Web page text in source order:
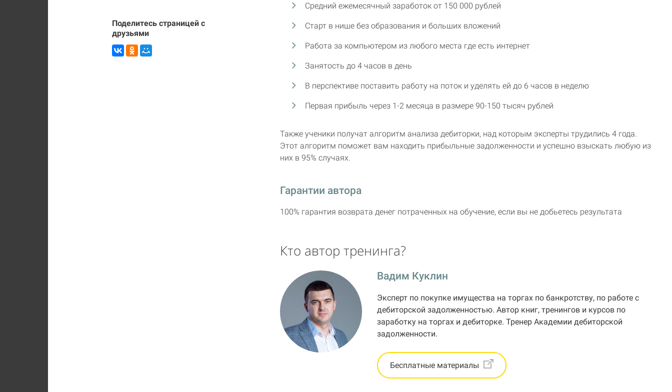
Поделитесь страницей с
друзьями
Средний ежемесячный заработок от 150 000 рублей
Старт в нише без образования и больших вложений
Работа за компьютером из любого места где есть интернет
Занятость до 4 часов в день
В перспективе поставить работу на поток и уделять ей до 6 часов в неделю
Первая прибыль через 1-2 месяца в размере 90-150 тысяч рублей
Также ученики получат алгоритм анализа дебиторки, над которым эксперты трудились 4 года.
Этот алгоритм поможет вам находить прибыльные задолженности и успешно взыскать любую из
них в 95% случаях.
Гарантии автора
100% гарантия возврата денег потраченных на обучение, если вы не добьетесь результата
Кто автор тренинга?
Вадим Куклин
Эксперт по покупке имущества на торгах по банкротству, по работе с
дебиторской задолженностью. Автор книг, тренингов и курсов по
заработку на торгах и дебиторке. Тренер Академии дебиторской
задолженности.
Бесплатные материалы